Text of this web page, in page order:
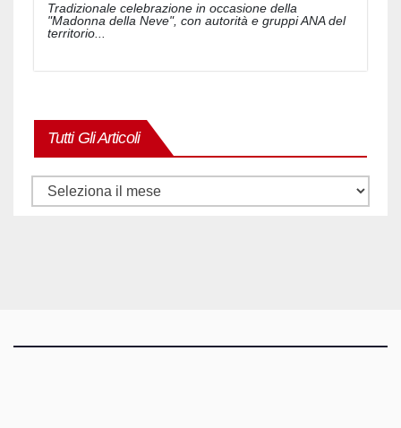
Tradizionale celebrazione in occasione della
"Madonna della Neve", con autorità e gruppi ANA del
territorio...
Tutti Gli Articoli
Tutti